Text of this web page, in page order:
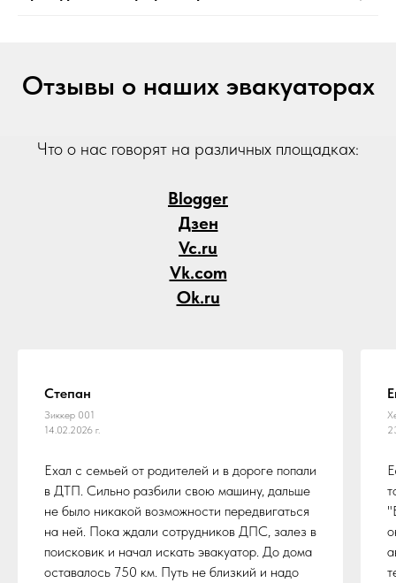
Отзывы о наших эвакуаторах
Что о нас говорят на различных площадках:
Blogger
Дзен
Vc.ru
Vk.com
Ok.ru
Степан
Зиккер 001
14.02.2026 г.
Ехал с семьей от родителей и в дороге попали
в ДТП. Сильно разбили свою машину, дальше
не было никакой возможности передвигаться
на ней. Пока ждали сотрудников ДПС, залез в
поисковик и начал искать эвакуатор. До дома
оставалось 750 км. Путь не близкий и надо